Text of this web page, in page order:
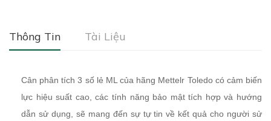
Thông Tin Tài Liệu
Cân phân tích 3 số lẻ ML của hãng Mettelr Toledo có cảm biến
lực hiệu suất cao, các tính năng bảo mật tích hợp và hướng
dẫn sử dụng, sẽ mang đến sự tự tin về kết quả cho người sử